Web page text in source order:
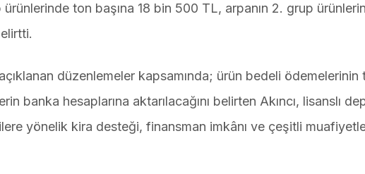
ton başına 18 bin 500 TL, arpanın 2. grup
düzenlemeler kapsamında; ürün bedeli
banka hesaplarına aktarılacağını belirten Akıncı, lisanslı
yönelik kira desteği, finansman imkânı ve çeşitli